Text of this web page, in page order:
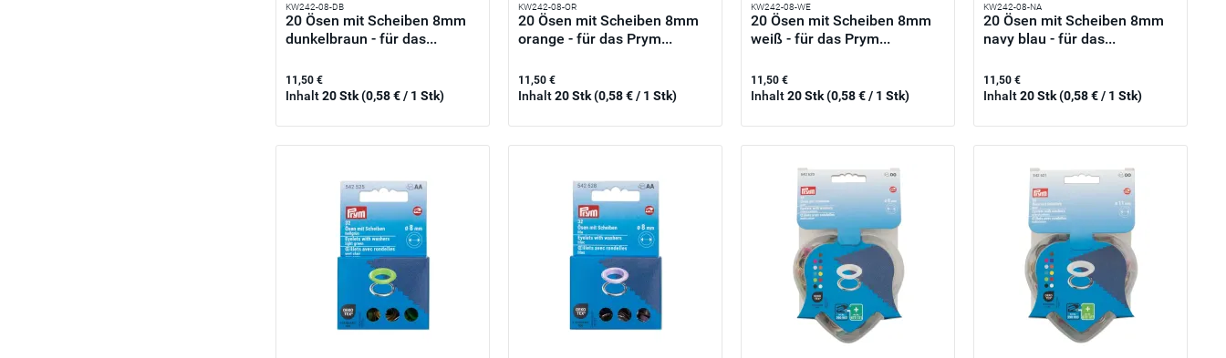
KW242-08-DB
20 Ösen mit Scheiben 8mm
dunkelbraun - für das...
11,50 €
Inhalt20 Stk(0,58 € / 1 Stk)
KW242-08-OR
20 Ösen mit Scheiben 8mm
orange - für das Prym...
11,50 €
Inhalt20 Stk(0,58 € / 1 Stk)
KW242-08-WE
20 Ösen mit Scheiben 8mm
weiß - für das Prym...
11,50 €
Inhalt20 Stk(0,58 € / 1 Stk)
KW242-08-NA
20 Ösen mit Scheiben 8mm
navy blau - für das...
11,50 €
Inhalt20 Stk(0,58 € / 1 Stk)